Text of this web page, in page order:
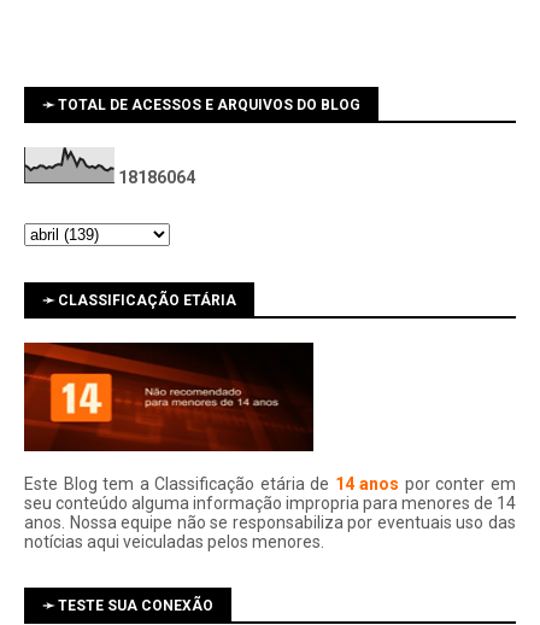
➛ TOTAL DE ACESSOS E ARQUIVOS DO BLOG
1 81 86064
➛ CLASSIFICAÇÃO ETÁRIA
Este Blog tem a Classificação etária de 14 anos por conter em
seu conteúdo alguma informação impropria para menores de 14
anos. Nossa equipe não se responsabiliza por eventuais uso das
notí­cias aqui veiculadas pelos menores.
➛ TESTE SUA CONEXÃO